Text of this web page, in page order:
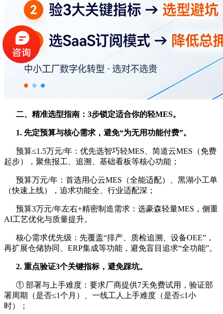
二、精准选型指南：3步锁定适合你的轻MES。
1. 先定预算与核心需求，避免“为无用功能付费”。
预算≤1.5万元/年：优先选智巧轻MES、简道云MES（免费
起步），聚焦报工、追溯、基础看板等核心功能；
预算万元/年：首选用心云MES（全能适配）、黑湖小工单
（快速上线），追求功能全、行业适配深；
预算3万元/年左右+精密制造需求：选豪森轻量MES，侧重
AI工艺优化与质量提升。
核心需求优先级：先覆盖“排产、质检追溯、设备OEE”，
再扩展仓储协同、ERP集成等功能，避免盲目追求“全功能”。
2. 重点验证3个关键指标，避免踩坑。
① 部署与上手难度：要求厂商提供7天免费试用，验证部
署周期（是否≤1个月）、一线工人上手难度（是否≤1小
时）；